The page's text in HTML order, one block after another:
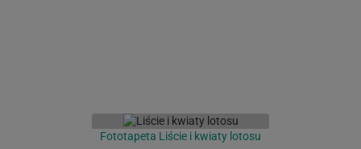
Fototapeta Liście i kwiaty lotosu